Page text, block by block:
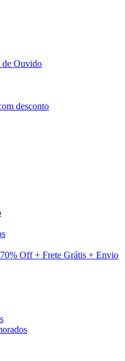
de Ouvido
desconto
Off + Frete Grátis + Envio